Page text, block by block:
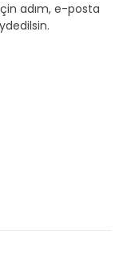
adım, e-posta